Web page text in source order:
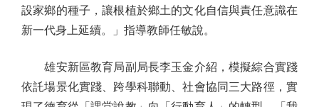
設家鄉的種子，讓根植於鄉土的文化自信與責任意識在
新一代身上延續。」指導教師任敏說。
雄安新區教育局副局長李玉金介紹，模擬綜合實踐
依託場景化實踐、跨學科聯動、社會協同三大路徑，實